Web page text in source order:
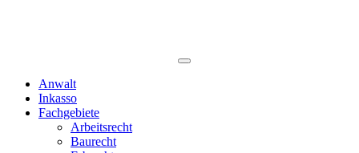
Anwalt
Inkasso
Fachgebiete
Arbeitsrecht
Baurecht